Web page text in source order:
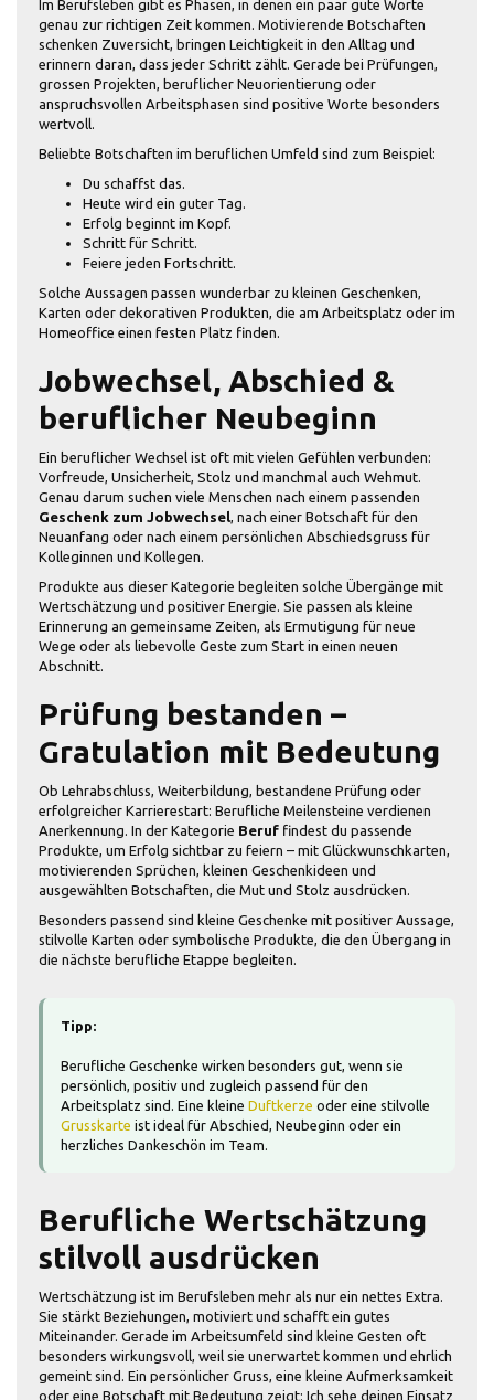
Im Berufsleben gibt es Phasen, in denen ein paar gute Worte
genau zur richtigen Zeit kommen. Motivierende Botschaften
schenken Zuversicht, bringen Leichtigkeit in den Alltag und
erinnern daran, dass jeder Schritt zählt. Gerade bei Prüfungen,
grossen Projekten, beruflicher Neuorientierung oder
anspruchsvollen Arbeitsphasen sind positive Worte besonders
wertvoll.
Beliebte Botschaften im beruflichen Umfeld sind zum Beispiel:
Du schaffst das.
Heute wird ein guter Tag.
Erfolg beginnt im Kopf.
Schritt für Schritt.
Feiere jeden Fortschritt.
Solche Aussagen passen wunderbar zu kleinen Geschenken,
Karten oder dekorativen Produkten, die am Arbeitsplatz oder im
Homeoffice einen festen Platz finden.
Jobwechsel, Abschied &
beruflicher Neubeginn
Ein beruflicher Wechsel ist oft mit vielen Gefühlen verbunden:
Vorfreude, Unsicherheit, Stolz und manchmal auch Wehmut.
Genau darum suchen viele Menschen nach einem passenden
Geschenk zum Jobwechsel, nach einer Botschaft für den
Neuanfang oder nach einem persönlichen Abschiedsgruss für
Kolleginnen und Kollegen.
Produkte aus dieser Kategorie begleiten solche Übergänge mit
Wertschätzung und positiver Energie. Sie passen als kleine
Erinnerung an gemeinsame Zeiten, als Ermutigung für neue
Wege oder als liebevolle Geste zum Start in einen neuen
Abschnitt.
Prüfung bestanden –
Gratulation mit Bedeutung
Ob Lehrabschluss, Weiterbildung, bestandene Prüfung oder
erfolgreicher Karrierestart: Berufliche Meilensteine verdienen
Anerkennung. In der Kategorie Beruf findest du passende
Produkte, um Erfolg sichtbar zu feiern – mit Glückwunschkarten,
motivierenden Sprüchen, kleinen Geschenkideen und
ausgewählten Botschaften, die Mut und Stolz ausdrücken.
Besonders passend sind kleine Geschenke mit positiver Aussage,
stilvolle Karten oder symbolische Produkte, die den Übergang in
die nächste berufliche Etappe begleiten.
Tipp:
Berufliche Geschenke wirken besonders gut, wenn sie
persönlich, positiv und zugleich passend für den
Arbeitsplatz sind. Eine kleine Duftkerze oder eine stilvolle
Grusskarte ist ideal für Abschied, Neubeginn oder ein
herzliches Dankeschön im Team.
Berufliche Wertschätzung
stilvoll ausdrücken
Wertschätzung ist im Berufsleben mehr als nur ein nettes Extra.
Sie stärkt Beziehungen, motiviert und schafft ein gutes
Miteinander. Gerade im Arbeitsumfeld sind kleine Gesten oft
besonders wirkungsvoll, weil sie unerwartet kommen und ehrlich
gemeint sind. Ein persönlicher Gruss, eine kleine Aufmerksamkeit
oder eine Botschaft mit Bedeutung zeigt: Ich sehe deinen Einsatz